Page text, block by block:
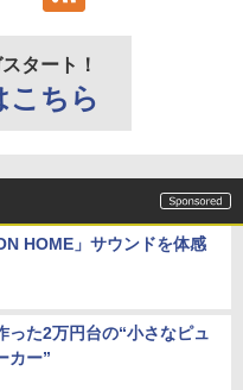
タート！
こちら
HOME」サウンドを体感
った2万円台の“小さなピュ
カー”